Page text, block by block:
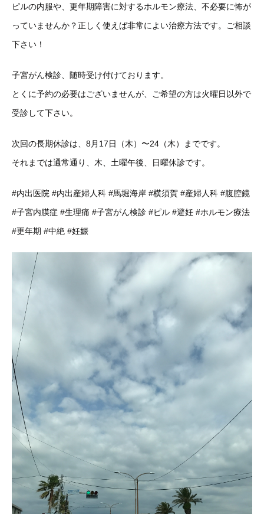
ピルの内服や、更年期障害に対するホルモン療法、不必要に怖が
っていませんか？正しく使えば非常によい治療方法です。ご相談
下さい！
子宮がん検診、随時受け付けております。
とくに予約の必要はございませんが、ご希望の方は火曜日以外で
受診して下さい。
次回の長期休診は、8月17日（木）〜24（木）までです。
それまでは通常通り、木、土曜午後、日曜休診です。
#内出医院 #内出産婦人科 #馬堀海岸 #横須賀 #産婦人科 #腹腔鏡
#子宮内膜症 #生理痛 #子宮がん検診 #ピル #避妊 #ホルモン療法
#更年期 #中絶 #妊娠